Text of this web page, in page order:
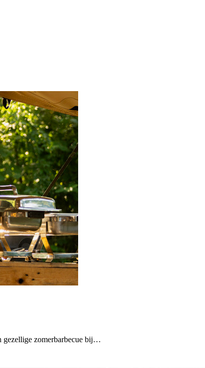
gezellige zomerbarbecue bij…